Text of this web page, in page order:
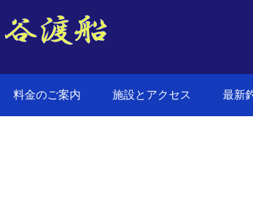
料金のご案内 施設とアクセス 最新